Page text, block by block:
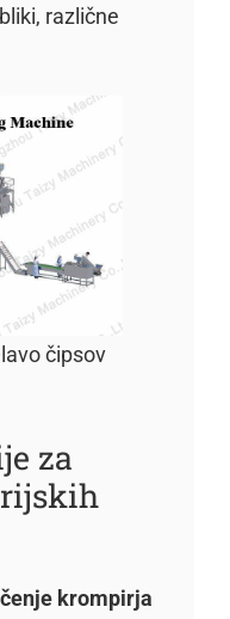
različne
čipsov
za
krompirja